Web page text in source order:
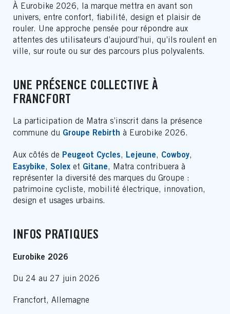
À Eurobike 2026, la marque mettra en avant son
univers, entre confort, fiabilité, design et plaisir de
rouler. Une approche pensée pour répondre aux
attentes des utilisateurs d’aujourd’hui, qu’ils roulent en
ville, sur route ou sur des parcours plus polyvalents.
UNE PRÉSENCE COLLECTIVE À
FRANCFORT
La participation de Matra s’inscrit dans la présence
commune du Groupe Rebirth à Eurobike 2026.
Aux côtés de Peugeot Cycles, Lejeune, Cowboy,
Easybike, Solex et Gitane, Matra contribuera à
représenter la diversité des marques du Groupe :
patrimoine cycliste, mobilité électrique, innovation,
design et usages urbains.
INFOS PRATIQUES
Eurobike 2026
Du 24 au 27 juin 2026
Francfort, Allemagne